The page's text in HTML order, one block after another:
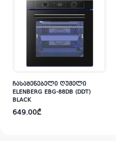
ჩასაშენებელი ღუმელი
ELENBERG EBG-88DB (DDT)
BLACK
649.00₾